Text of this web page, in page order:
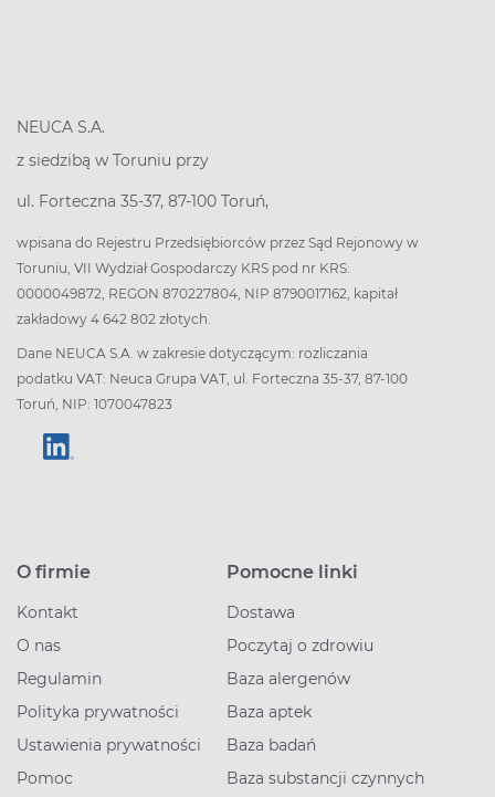
NEUCA S.A.
z siedzibą w Toruniu przy
ul. Forteczna 35-37, 87-100 Toruń,
wpisana do Rejestru Przedsiębiorców przez Sąd Rejonowy w
Toruniu, VII Wydział Gospodarczy KRS pod nr KRS:
0000049872, REGON 870227804, NIP 8790017162, kapitał
zakładowy 4 642 802 złotych.
Dane NEUCA S.A. w zakresie dotyczącym: rozliczania
podatku VAT: Neuca Grupa VAT, ul. Forteczna 35-37, 87-100
Toruń, NIP: 1070047823
O firmie
Kontakt
O nas
Regulamin
Polityka prywatności
Ustawienia prywatności
Pomoc
Pomocne linki
Dostawa
Poczytaj o zdrowiu
Baza alergenów
Baza aptek
Baza badań
Baza substancji czynnych